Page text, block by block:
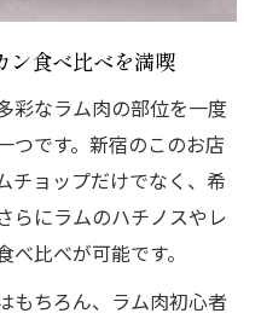
ン食べ比べを満喫
彩なラム肉の部位を一度
つです。新宿のこのお店
チョップだけでなく、希
らにラムのハチノスやレ
比べが可能です。
もちろん、ラム肉初心者